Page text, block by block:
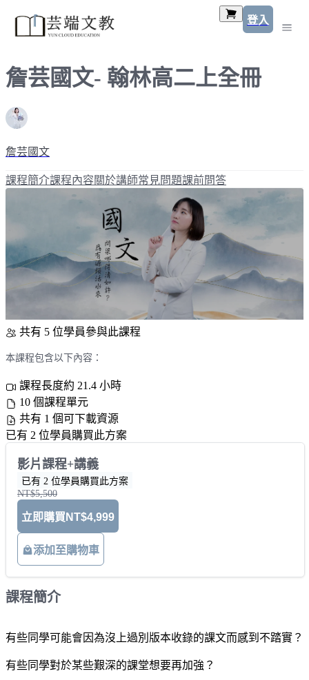
登入
詹芸國文- 翰林高二上全冊
詹芸國文
課程簡介課程內容關於講師常見問題課前問答
共有 5 位學員參與此課程
本課程包含以下內容：
課程長度約 21.4 小時
10 個課程單元
共有 1 個可下載資源
已有 2 位學員購買此方案
影片課程+講義
已有 2 位學員購買此方案
NT$5,500
立即購買 NT$4,999
添加至購物車
課程簡介
有些同學可能會因為沒上過別版本收錄的課文而感到不踏實？
有些同學對於某些艱深的課堂想要再加強？